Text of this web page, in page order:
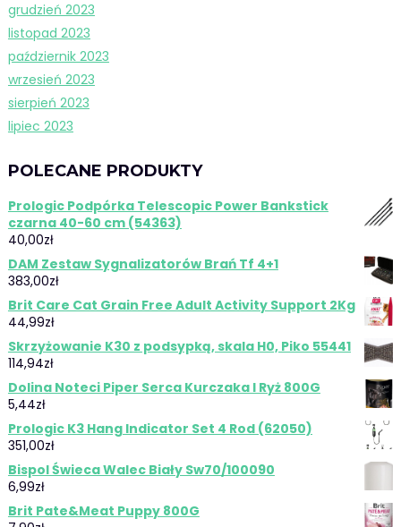
grudzień 2023
listopad 2023
październik 2023
wrzesień 2023
sierpień 2023
lipiec 2023
POLECANE PRODUKTY
Prologic Podpórka Telescopic Power Bankstick
czarna 40-60 cm (54363)
40,00zł
DAM Zestaw Sygnalizatorów Brań Tf 4+1
383,00zł
Brit Care Cat Grain Free Adult Activity Support 2Kg
44,99zł
Skrzyżowanie K30 z podsypką, skala H0, Piko 55441
114,94zł
Dolina Noteci Piper Serca Kurczaka I Ryż 800G
5,44zł
Prologic K3 Hang Indicator Set 4 Rod (62050)
351,00zł
Bispol Świeca Walec Biały Sw70/100090
6,99zł
Brit Pate&Meat Puppy 800G